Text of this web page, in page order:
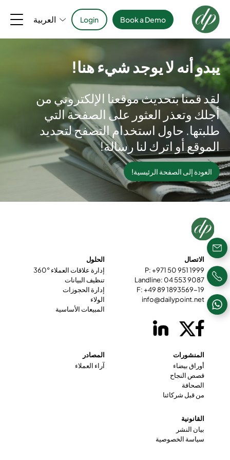
Book a Demo
Login العربية
يبدو أنه لا يوجد شيء هنا!
لقد قمنا بتحديث موقعنا الإلكتروني من
أجلك وتعذر العثور على الصفحة التي
طلبتها. حاول استخدام التصفح لتحديد
الموقع أو اترك لنا رسالة!
العودة إلى الصفحة الرئيسية!
الاتصال
P: +971 50 951 1999
Landline: 04 553 9087
F: +49 89 1893569-19
info@dailypoint.net
الحلول
إدارة علاقات العملاء °360
تنظيف البيانات
إدارة الحجوزات
الولاء
المبيعات الأساسية
المنشورات
أوراق بيضاء
قصص النجاح
الصحافة
من قبل شركائنا
المصادر
آراء العملاء
القانونية
بيان النشر
سياسة الخصوصية